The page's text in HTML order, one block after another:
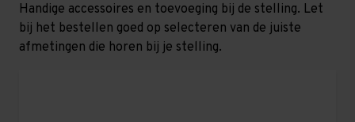
Handige accessoires en toevoeging bij de stelling. Let
bij het bestellen goed op selecteren van de juiste
afmetingen die horen bij je stelling.